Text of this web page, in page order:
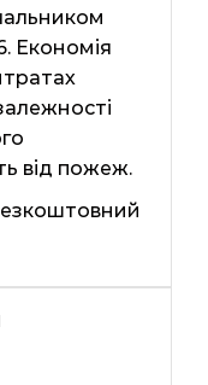
Економія
від пожеж.